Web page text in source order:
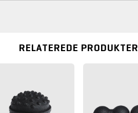
RELATEREDE PRODUKTER